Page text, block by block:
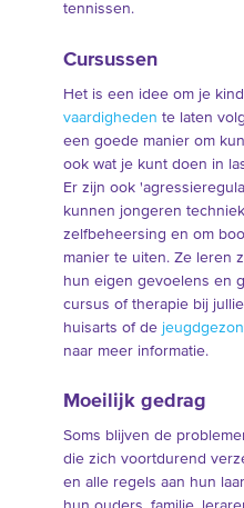
tennissen.
Cursussen
Het is een idee om je
vaardigheden te laten
een goede manier om
ook wat je kunt doen in
Er zijn ook
kunnen jongeren
zelfbeheersing en om
manier te uiten. Ze leren
hun eigen gevoelens en
cursus of therapie bij
huisarts of de
naar meer informatie.
Moeilijk gedrag
Soms blijven de
die zich voortdurend
en alle regels aan hun